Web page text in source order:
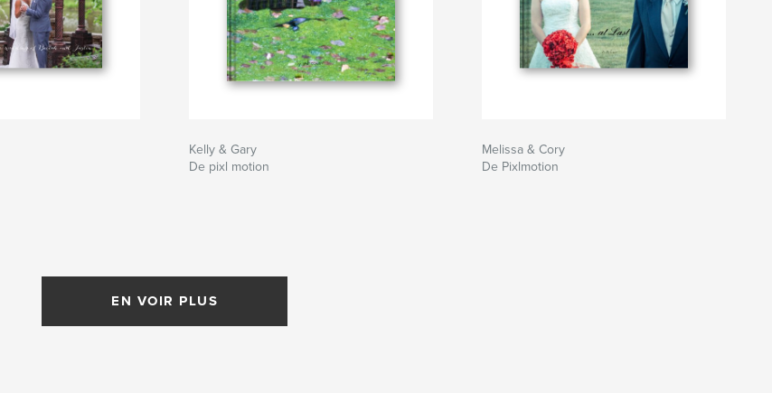
Kelly & Gary
De pixl motion
Melissa & Cory
De Pixlmotion
EN VOIR PLUS